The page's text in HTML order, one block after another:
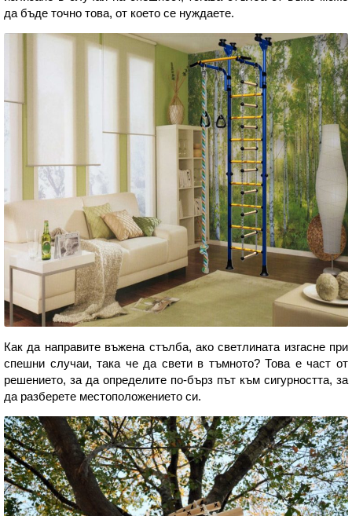
да бъде точно това, от което се нуждаете.
Как да направите въжена стълба, ако светлината изгасне при
спешни случаи, така че да свети в тъмното? Това е част от
решението, за да определите по-бърз път към сигурността, за
да разберете местоположението си.